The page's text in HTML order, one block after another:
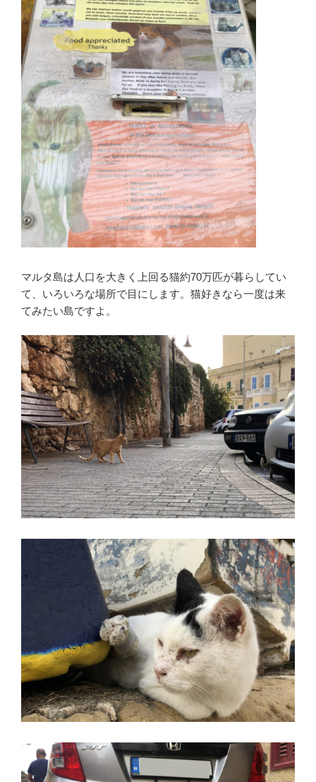
マルタ島は人口を大きく上回る猫約70万匹が暮らしてい
て、いろいろな場所で目にします。猫好きなら一度は来
てみたい島ですよ。